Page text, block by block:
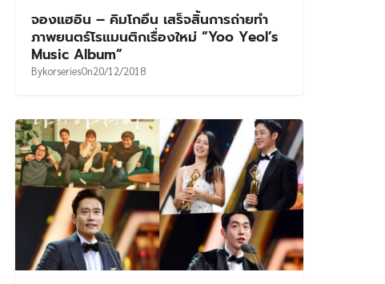
จองแฮอิน – คิมโกอึน เสร็จสิ้นการถ่ายทำ
ภาพยนตร์โรแมนติกเรื่องใหม่ “Yoo Yeol’s
Music Album”
BykorseriesOn20/12/2018